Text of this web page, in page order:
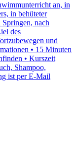
an, in
in behüteter
nach
des
und
• 15 Minuten
• Kurszeit
Shampoo,
ist per E-Mail